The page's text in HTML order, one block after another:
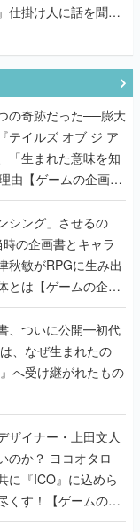
仕掛け人に話を聞い
の奇跡だった──膨大
テイルズ オブ ジ ア
「生まれた意味を知
由【ゲームの企画
シング」させるの
の企画書とキャラ
秋敏がRPGに生み出
とは【ゲームの企画
、ついに公開━初代
、なぜ生まれたの
へ受け継がれたもの
ザイナー・上田文人
のか？ ヨコオタロ
に『ICO』に込めら
くす！【ゲームの企